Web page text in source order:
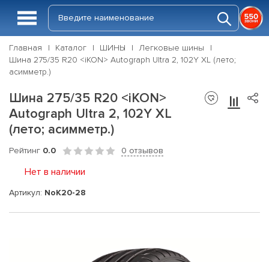
Главная Каталог ШИНЫ
Легковые шины
Шина 275/35 R20 <iKON> Autograph Ultra 2, 102Y XL (лето;
асимметр.)
Шина 275/35 R20 <iKON>
Autograph Ultra 2, 102Y XL
(лето; асимметр.)
Рейтинг 0.0 0 отзывов
Нет в наличии
Артикул: NoK20-28